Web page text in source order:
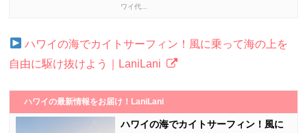
ワイ代...
ハワイの海でカイトサーフィン！風に乗って海の上を
自由に駆け抜けよう｜LaniLani
ハワイの最新情報をお届け！LaniLani
ハワイの海でカイトサーフィン！風に